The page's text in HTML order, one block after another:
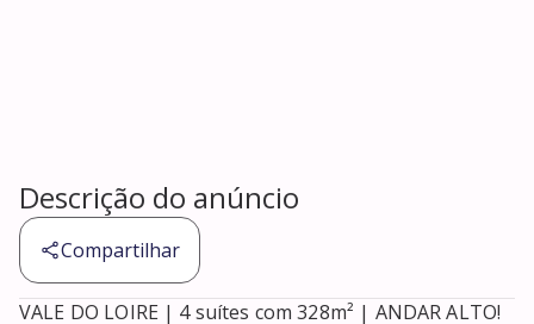
Descrição do anúncio
Compartilhar
VALE DO LOIRE | 4 suítes com 328m² | ANDAR ALTO!